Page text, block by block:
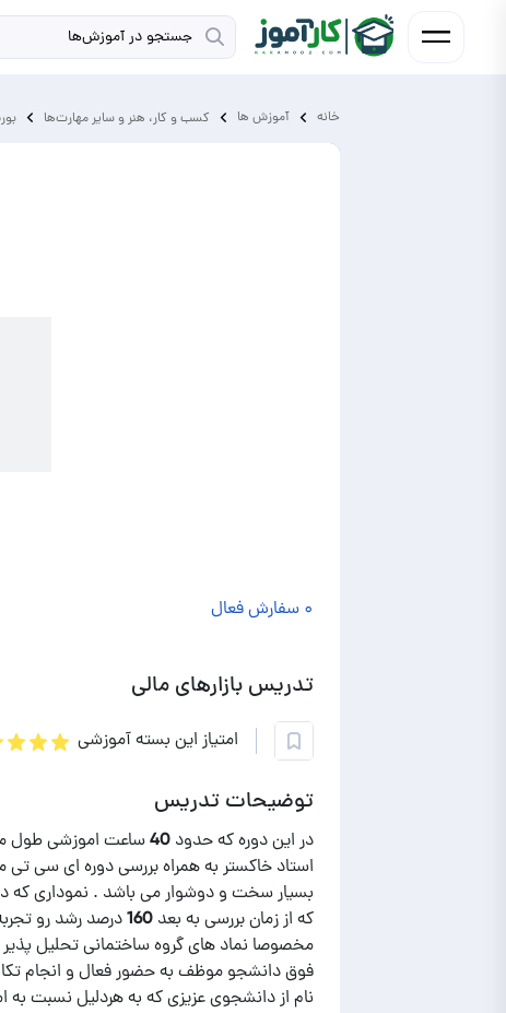
خانه آموزش ‌ها کسب و کار، هنر و سایر مهارت‌ها
۰ سفارش فعال
تدریس بازارهای مالی
امتیاز این بسته آموزشی
توضیحات تدریس
در این دوره که حدود 40
استاد خاکستر به همراه بررسی دوره ای سی
بسیار سخت و دوشوار می باشد . نموداری که
که از زمان بررسی به بعد
مخصوصا نماد های گروه ساختمانی تحلیل
فوق دانشجو موظف به حضور فعال و انجام
نام از دانشجوی عزیزی که به هردلیل نسبت